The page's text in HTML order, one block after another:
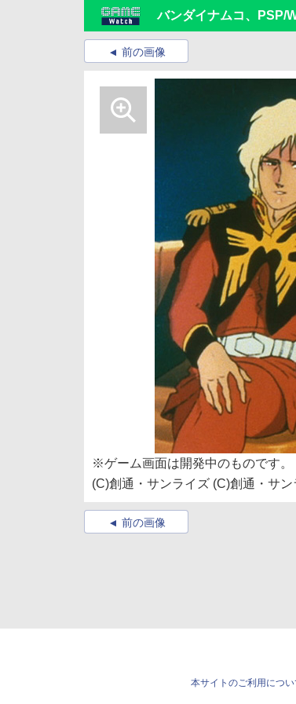
バンダイナムコ、PSP/
前の画像
※ゲーム画面は開発中のものです。
(C)創通・サンライズ (C)創通・サ
前の画像
本サイトのご利用につい